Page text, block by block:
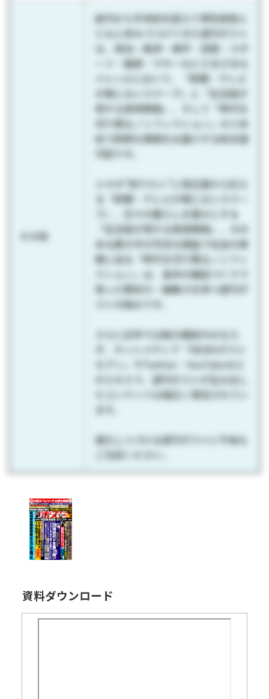
その他
創刊から半世紀を超えて男性読者と
ともに歩みづつけてきた週刊ポスト
は、政治・経済・事件・芸能・スポ
ーツ・健康・マネーなどさまざまな
ジャンルにおいて、「新聞・テレビ
が報じないスクープ」と「生活者が
得する実用情報」、そして「時代を
切り取るノンフィクション」の３本
柱で新鮮な情報をお届けする総合週
刊誌です。
人々の“知りたい”に真正面から応え
る「新聞・テレビが報じないスクー
プ」、日々の暮らしを豊かにする
「生活者が得する実用情報」、力の
ある書き手が丹念な調査で社会の実
像に迫る「時代を切り取るノンフィ
クション」は、長年の雑誌づくりで
培った取材力・編集力を持つ週刊ポ
ストの強みです。
さらに近年では紙の雑誌のみなら
ず、ネットメディア「NEWSポスト
セブン」やTwitter・YouTubeなど
のＳＮＳで、週刊ポストが生み出し
たコンテンツは幅広く発信されてい
ます。
進化しつづける週刊ポストに今後も
ご注目ください。
資料ダウンロード